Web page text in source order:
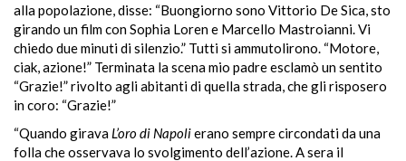
alla popolazione, disse: “Buongiorno sono Vittorio De Sica, sto
girando un film con Sophia Loren e Marcello Mastroianni. Vi
chiedo due minuti di silenzio.” Tutti si ammutolirono. “Motore,
ciak, azione!” Terminata la scena mio padre esclamò un sentito
“Grazie!” rivolto agli abitanti di quella strada, che gli risposero
in coro: “Grazie!”
“Quando girava L’oro di Napolierano sempre circondati da una
folla che osservava lo svolgimento dell’azione. A sera il